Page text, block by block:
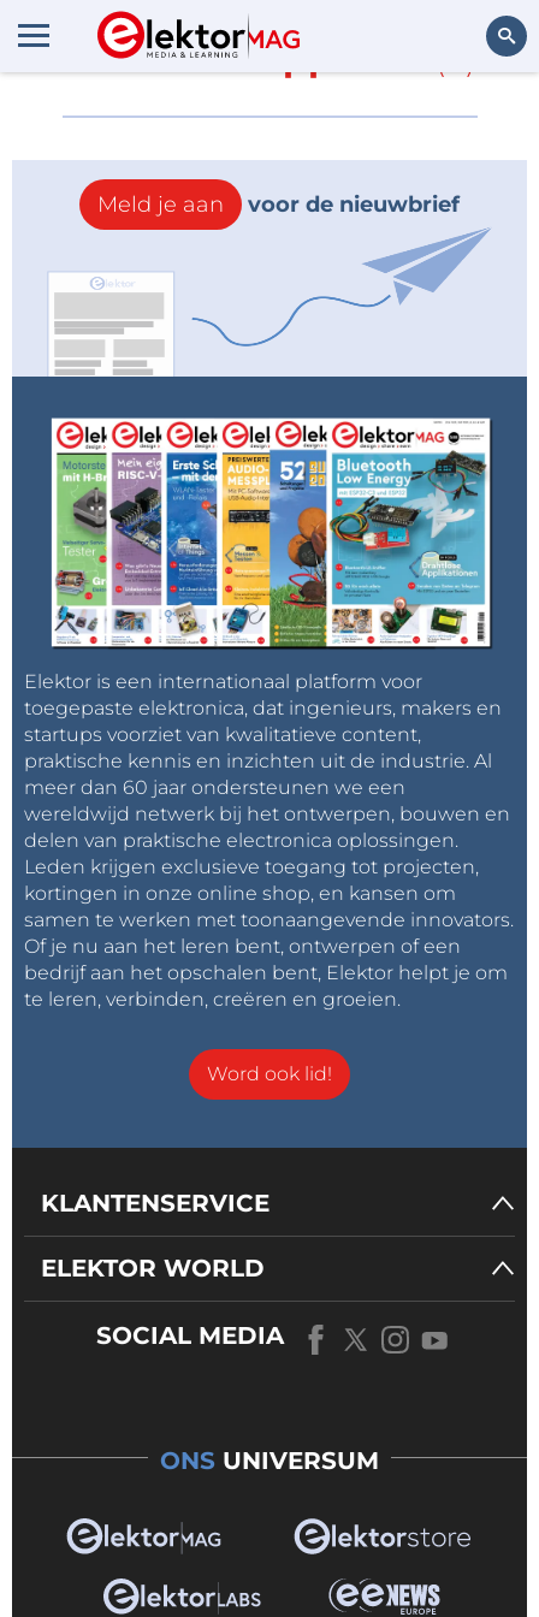
Meer overApple TV
Meld je aan voor de nieuwbrief
Elektor is een internationaal platform voor
toegepaste elektronica, dat ingenieurs, makers en
startups voorziet van kwalitatieve content,
praktische kennis en inzichten uit de industrie. Al
meer dan 60 jaar ondersteunen we een
wereldwijd netwerk bij het ontwerpen, bouwen en
delen van praktische electronica oplossingen.
Leden krijgen exclusieve toegang tot projecten,
kortingen in onze online shop, en kansen om
samen te werken met toonaangevende innovators.
Of je nu aan het leren bent, ontwerpen of een
bedrijf aan het opschalen bent, Elektor helpt je om
te leren, verbinden, creëren en groeien.
Word ook lid!
KLANTENSERVICE
ELEKTOR WORLD
SOCIAL MEDIA
ONS UNIVERSUM